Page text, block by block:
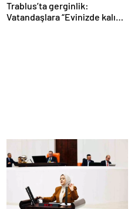
Trablus’ta gerginlik:
Vatandaşlara “Evinizde kalın”